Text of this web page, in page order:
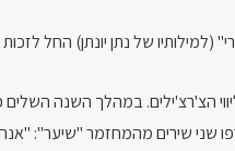
(למילותיו של נתן יונתן) החל
וייס ובליווי הצ'רצ'ילים. במהלך
צעיר של פיק בן 13 בשם מאיר ברקוביץ'). לאלה צורפו שני